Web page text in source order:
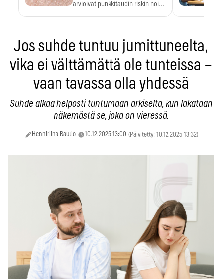
arvioivat punkkitaudin riskin noin
Jos suhde tuntuu jumittuneelta,
vika ei välttämättä ole tunteissa –
vaan tavassa olla yhdessä
Suhde alkaa helposti tuntumaan arkiselta, kun lakataan
näkemästä se, joka on vieressä.
Henniriina Rautio 10.12.2025 13:00 (Päivitetty: 10.12.2025 13:32)